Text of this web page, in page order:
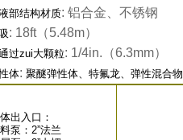
部结构材质: 铝合金、不锈钢
: 18ft（5.48m）
过zui大颗粒: 1/4in.（6.3mm）
体: 聚醚弹性体、特氟龙、弹性混合物
出入口：
泵：2”法兰